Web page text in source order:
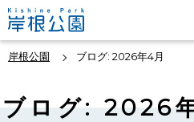
岸根公園 ブログ: 2026年4月
ブログ: 2026